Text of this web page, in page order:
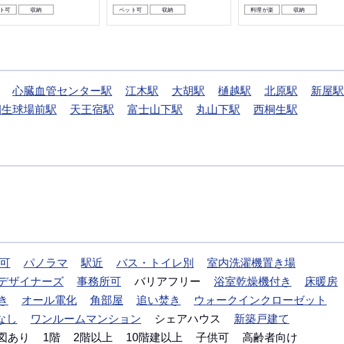
可 収納 ペット可 収納 料理が楽 収納
心臓血管センター駅 江木駅 大胡駅 樋越駅 北原駅
新屋駅
球場前駅 天王宿駅 富士山下駅 丸山下駅 西桐生駅
パノラマ 駅近 バス・トイレ別
室内洗濯機置き場
ザイナーズ 事務所可 バリアフリー 浴室乾燥機付き
床暖房
オール電化 角部屋 追い焚き
ウォークインクローゼット
し ワンルームマンション シェアハウス
新築戸建て
あり 1階 2階以上 10階建以上 子供可
高齢者向け